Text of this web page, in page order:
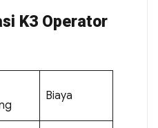
K3 Operator
Biaya